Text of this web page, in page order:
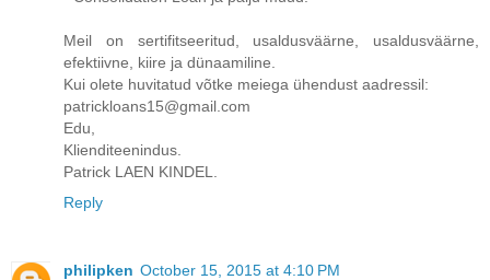
Meil on sertifitseeritud, usaldusväärne, usaldusväärne,
efektiivne, kiire ja dünaamiline.
Kui olete huvitatud võtke meiega ühendust aadressil:
patrickloans15@gmail.com
Edu,
Klienditeenindus.
Patrick LAEN KINDEL.
Reply
philipken October 15, 2015 at 4:10 PM